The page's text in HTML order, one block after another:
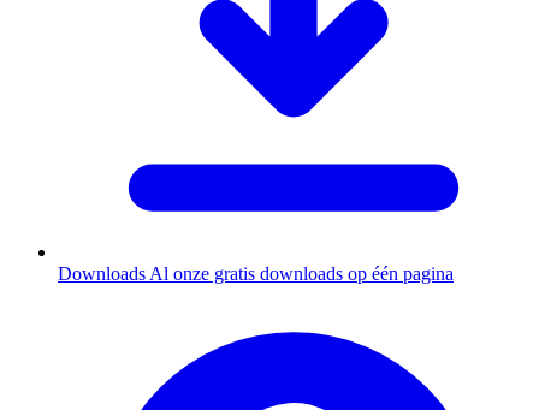
Downloads Al onze gratis downloads op één pagina